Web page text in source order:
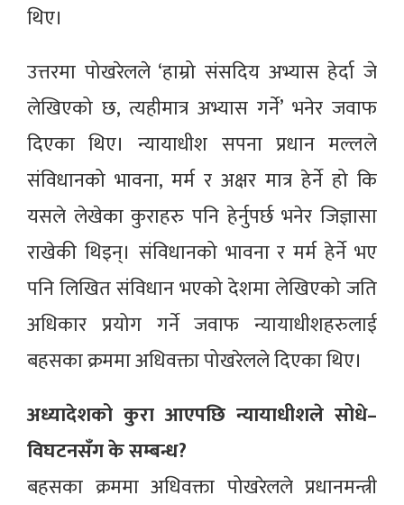
थिए।
उत्तरमा पोखरेलले ‘हाम्रो संसदिय अभ्यास हेर्दा जे
लेखिएको छ, त्यहीमात्र अभ्यास गर्ने’ भनेर जवाफ
दिएका थिए। न्यायाधीश सपना प्रधान मल्लले
संविधानको भावना, मर्म र अक्षर मात्र हेर्ने हो कि
यसले लेखेका कुराहरु पनि हेर्नुपर्छ भनेर जिज्ञासा
राखेकी थिइन्। संविधानको भावना र मर्म हेर्ने भए
पनि लिखित संविधान भएको देशमा लेखिएको जति
अधिकार प्रयोग गर्ने जवाफ न्यायाधीशहरुलाई
बहसका क्रममा अधिवक्ता पोखरेलले दिएका थिए।
अध्यादेशको कुरा आएपछि न्यायाधीशले सोधे–
विघटनसँग के सम्बन्ध?
बहसका क्रममा अधिवक्ता पोखरेलले प्रधानमन्त्री